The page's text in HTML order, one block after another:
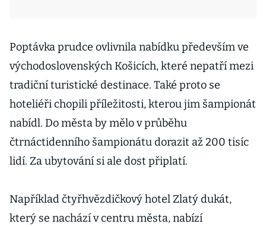
Poptávka prudce ovlivnila nabídku především ve
východoslovenských Košicích, které nepatří mezi
tradiční turistické destinace. Také proto se
hoteliéři chopili příležitosti, kterou jim šampionát
nabídl. Do města by mělo v průběhu
čtrnáctidenního šampionátu dorazit až 200 tisíc
lidí. Za ubytování si ale dost připlatí.
Například čtyřhvězdičkový hotel Zlatý dukát,
který se nachází v centru města, nabízí